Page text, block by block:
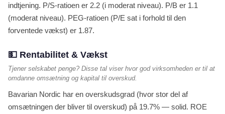
indtjening. P/S-ratioen er 2.2 (i moderat niveau). P/B er 1.1
(moderat niveau). PEG-ratioen (P/E sat i forhold til den
forventede vækst) er 1.87.
💵 Rentabilitet & Vækst
Tjener selskabet penge? Disse tal viser hvor god virksomheden er til at
omdanne omsætning og kapital til overskud.
Bavarian Nordic har en overskudsgrad (hvor stor del af
omsætningen der bliver til overskud) på 19.7% — solid. ROE